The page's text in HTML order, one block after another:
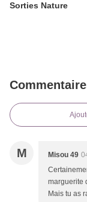
Sorties Nature
M Misou 49
marguerite
Mais tu as